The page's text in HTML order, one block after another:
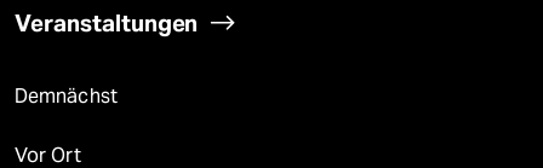
Veranstaltungen
Demnächst
Vor Ort